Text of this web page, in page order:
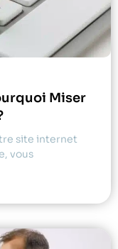
Miser
site internet
vous